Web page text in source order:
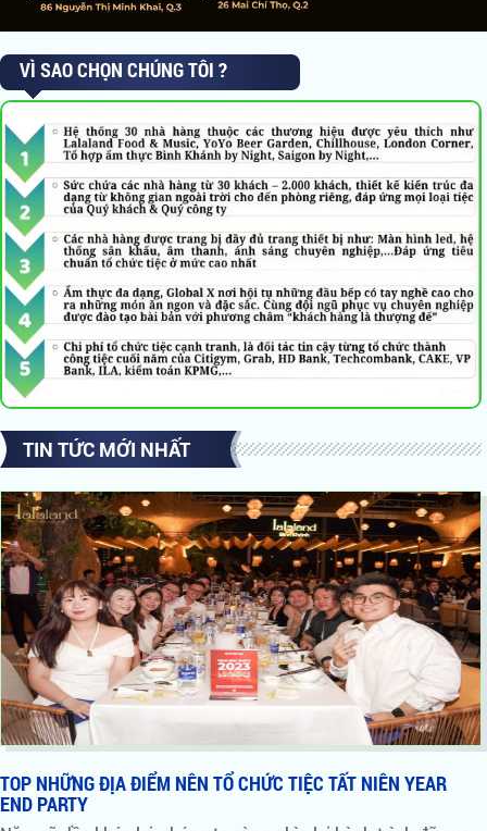
VÌ SAO CHỌN CHÚNG TÔI ?
TIN TỨC MỚI NHẤT
TOP NHỮNG ĐỊA ĐIỂM NÊN TỔ CHỨC TIỆC TẤT NIÊN YEAR
END PARTY